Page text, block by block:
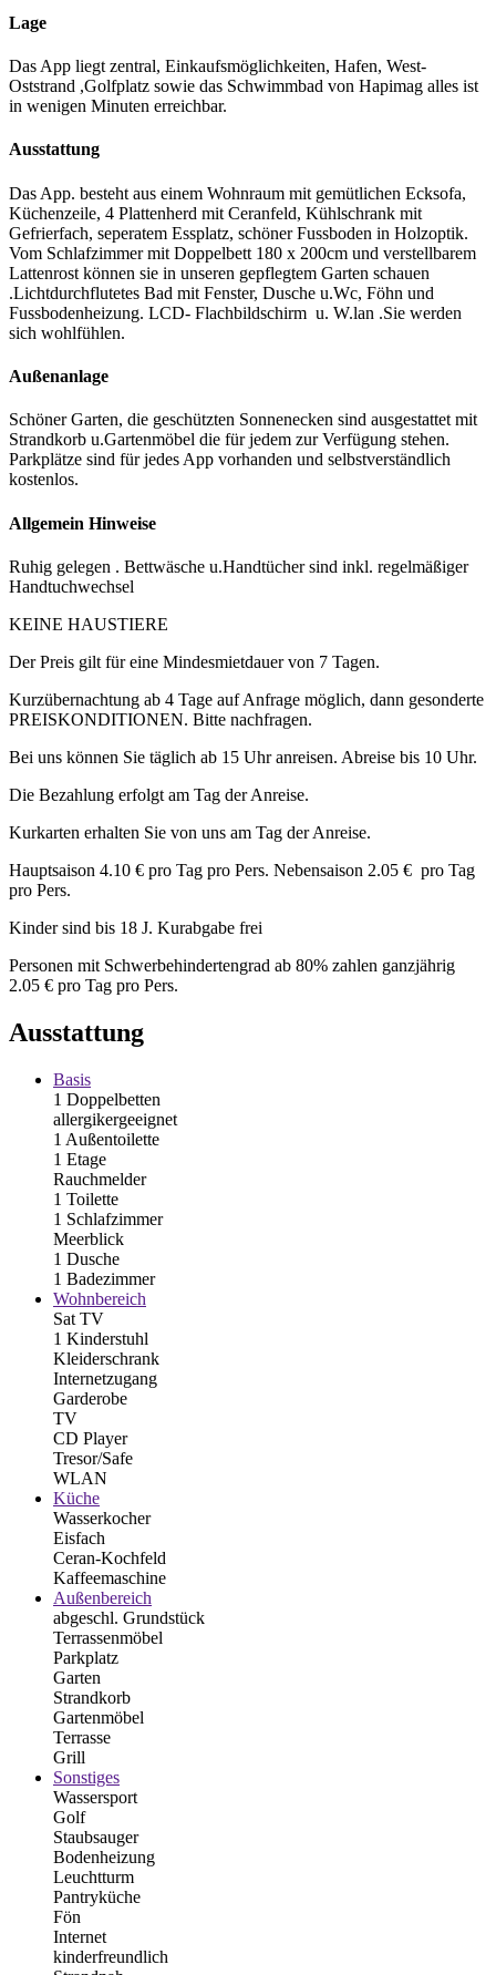
Lage
Das App liegt zentral, Einkaufsmöglichkeiten, Hafen, West-
Oststrand ,Golfplatz sowie das Schwimmbad von Hapimag alles ist
in wenigen Minuten erreichbar.
Ausstattung
Das App. besteht aus einem Wohnraum mit gemütlichen Ecksofa,
Küchenzeile, 4 Plattenherd mit Ceranfeld, Kühlschrank mit
Gefrierfach, seperatem Essplatz, schöner Fussboden in Holzoptik.
Vom Schlafzimmer mit Doppelbett 180 x 200cm und verstellbarem
Lattenrost können sie in unseren gepflegtem Garten schauen
.Lichtdurchflutetes Bad mit Fenster, Dusche u.Wc, Föhn und
Fussbodenheizung. LCD- Flachbildschirm u. W.lan .Sie werden
sich wohlfühlen.
Außenanlage
Schöner Garten, die geschützten Sonnenecken sind ausgestattet mit
Strandkorb u.Gartenmöbel die für jedem zur Verfügung stehen.
Parkplätze sind für jedes App vorhanden und selbstverständlich
kostenlos.
Allgemein Hinweise
Ruhig gelegen . Bettwäsche u.Handtücher sind inkl. regelmäßiger
Handtuchwechsel
KEINE HAUSTIERE
Der Preis gilt für eine Mindesmietdauer von 7 Tagen.
Kurzübernachtung ab 4 Tage auf Anfrage möglich, dann gesonderte
PREISKONDITIONEN. Bitte nachfragen.
Bei uns können Sie täglich ab 15 Uhr anreisen. Abreise bis 10 Uhr.
Die Bezahlung erfolgt am Tag der Anreise.
Kurkarten erhalten Sie von uns am Tag der Anreise.
Hauptsaison 4.10 € pro Tag pro Pers. Nebensaison 2.05 € pro Tag
pro Pers.
Kinder sind bis 18 J. Kurabgabe frei
Personen mit Schwerbehindertengrad ab 80% zahlen ganzjährig
2.05 € pro Tag pro Pers.
Ausstattung
Basis
1 Doppelbetten
allergikergeeignet
1 Außentoilette
1 Etage
Rauchmelder
1 Toilette
1 Schlafzimmer
Meerblick
1 Dusche
1 Badezimmer
Wohnbereich
Sat TV
1 Kinderstuhl
Kleiderschrank
Internetzugang
Garderobe
TV
CD Player
Tresor/Safe
WLAN
Küche
Wasserkocher
Eisfach
Ceran-Kochfeld
Kaffeemaschine
Außenbereich
abgeschl. Grundstück
Terrassenmöbel
Parkplatz
Garten
Strandkorb
Gartenmöbel
Terrasse
Grill
Sonstiges
Wassersport
Golf
Staubsauger
Bodenheizung
Leuchtturm
Pantryküche
Fön
Internet
kinderfreundlich